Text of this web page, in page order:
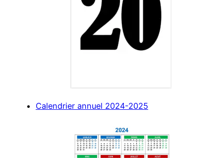
Calendrier annuel 2024-2025